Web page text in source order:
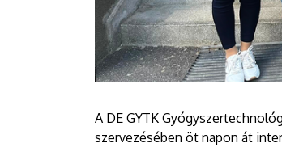
A DE GYTK
szervezésében öt napon át